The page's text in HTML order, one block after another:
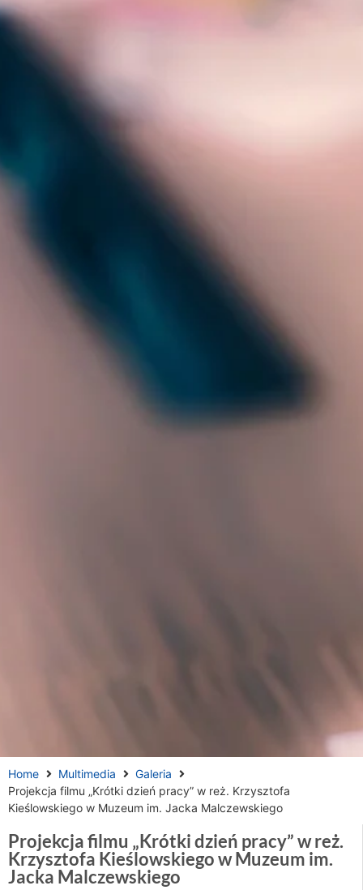
Home Multimedia
Galeria
Projekcja filmu „Krótki dzień pracy” w reż. Krzysztofa
Kieślowskiego w Muzeum im. Jacka Malczewskiego
Projekcja filmu „Krótki dzień pracy” w reż.
Krzysztofa Kieślowskiego w Muzeum im.
Jacka Malczewskiego